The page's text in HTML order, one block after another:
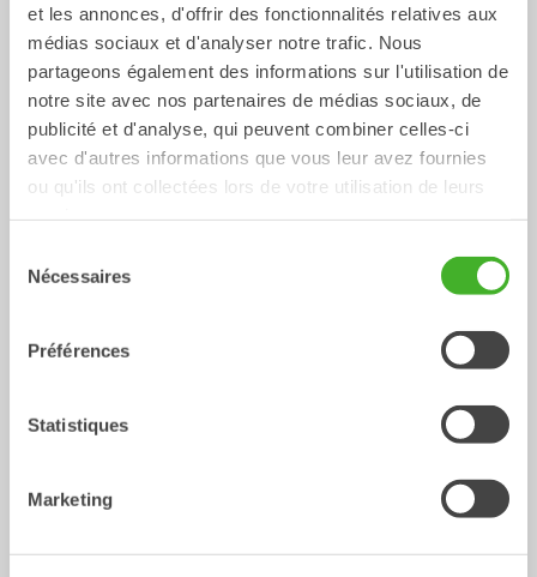
et les annonces, d'offrir des fonctionnalités relatives aux
médias sociaux et d'analyser notre trafic. Nous
partageons également des informations sur l'utilisation de
notre site avec nos partenaires de médias sociaux, de
publicité et d'analyse, qui peuvent combiner celles-ci
avec d'autres informations que vous leur avez fournies
ou qu'ils ont collectées lors de votre utilisation de leurs
Nécessaires
Préférences
Statistiques
Marketing
XTR10
Tiltrotateur 7-12 Tonnes